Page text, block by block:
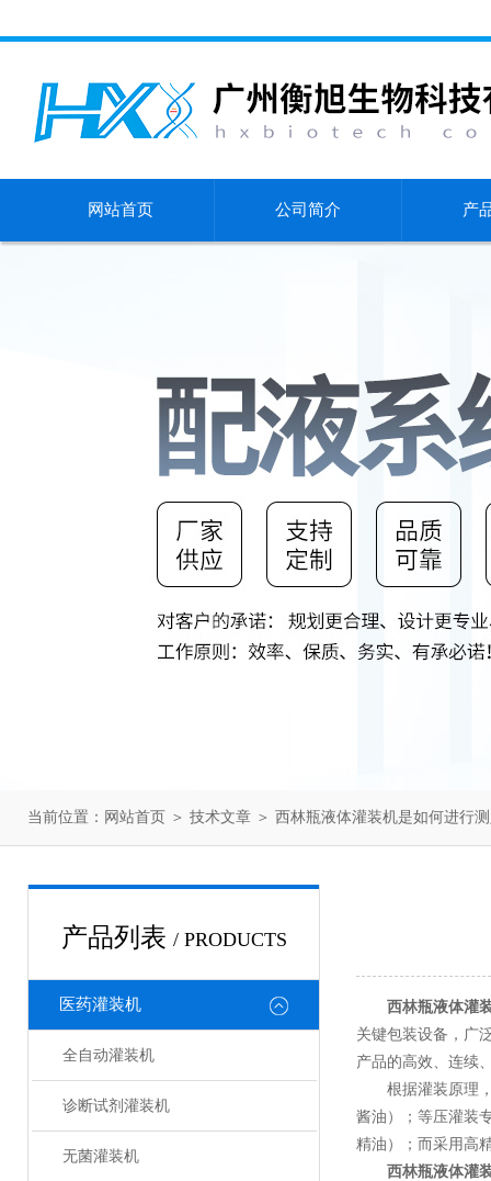
网站首页 公司简介 产
当前位置： 网站首页 ＞ 技术文章 ＞ 西林瓶液体灌装机是如何进行
产品列表 / PRODUCTS
医药灌装机
全自动灌装机
诊断试剂灌装机
无菌灌装机
西林瓶液体灌
关键包装设备，广
产品的高效、连续
根据灌装原理，
酱油）；等压灌装
精油）；而采用高
西林瓶液体灌